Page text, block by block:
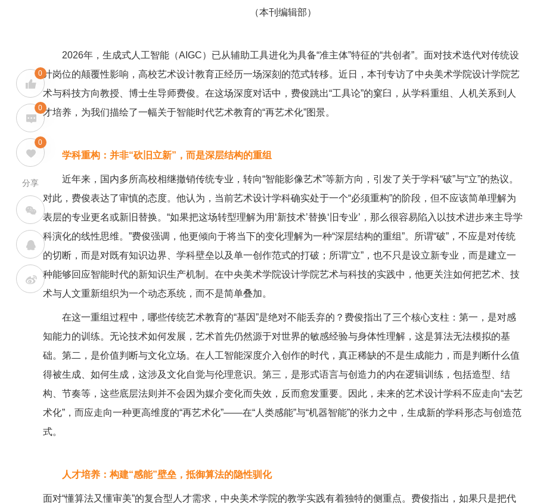
0
0
0
分享
（本刊编辑部）
2026年，生成式人工智能（AIGC）已从辅助工具进化为具备“准主体”特征的“共创者”。面对技术迭代对传统设
计岗位的颠覆性影响，高校艺术设计教育正经历一场深刻的范式转移。近日，本刊专访了中央美术学院设计学院艺
术与科技方向教授、博士生导师费俊。在这场深度对话中，费俊跳出“工具论”的窠臼，从学科重组、人机关系到人
才培养，为我们描绘了一幅关于智能时代艺术教育的“再艺术化”图景。
学科重构：并非“砍旧立新”，而是深层结构的重组
近年来，国内多所高校相继撤销传统专业，转向“智能影像艺术”等新方向，引发了关于学科“破”与“立”的热议。
对此，费俊表达了审慎的态度。他认为，当前艺术设计学科确实处于一个“必须重构”的阶段，但不应该简单理解为
表层的专业更名或新旧替换。“如果把这场转型理解为用‘新技术’替换‘旧专业’，那么很容易陷入以技术进步来主导学
科演化的线性思维。”费俊强调，他更倾向于将当下的变化理解为一种“深层结构的重组”。所谓“破”，不应是对传统
的切断，而是对既有知识边界、学科壁垒以及单一创作范式的打破；所谓“立”，也不只是设立新专业，而是建立一
种能够回应智能时代的新知识生产机制。在中央美术学院设计学院艺术与科技的实践中，他更关注如何把艺术、技
术与人文重新组织为一个动态系统，而不是简单叠加。
在这一重组过程中，哪些传统艺术教育的“基因”是绝对不能丢弃的？费俊指出了三个核心支柱：第一，是对感
知能力的训练。无论技术如何发展，艺术首先仍然源于对世界的敏感经验与身体性理解，这是算法无法模拟的基
础。第二，是价值判断与文化立场。在人工智能深度介入创作的时代，真正稀缺的不是生成能力，而是判断什么值
得被生成、如何生成，这涉及文化自觉与伦理意识。第三，是形式语言与创造力的内在逻辑训练，包括造型、结
构、节奏等，这些底层法则并不会因为媒介变化而失效，反而愈发重要。因此，未来的艺术设计学科不应走向“去艺
术化”，而应走向一种更高维度的“再艺术化”——在“人类感能”与“机器智能”的张力之中，生成新的学科形态与创造范
式。
人才培养：构建“感能”壁垒，抵御算法的隐性驯化
面对“懂算法又懂审美”的复合型人才需求，中央美术学院的教学实践有着独特的侧重点。费俊指出，如果只是把代